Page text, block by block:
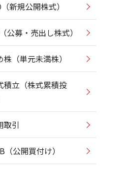
新規公開株式）
公募・売出し株式）
株（単元未満株）
積立（株式累積投
取引
（公開買付け）